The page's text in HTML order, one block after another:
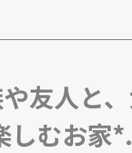
友人と
しむお家